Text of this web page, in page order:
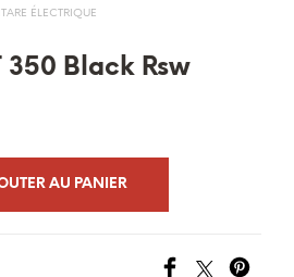
ÉLECTRIQUE
350 Black Rsw
AU PANIER